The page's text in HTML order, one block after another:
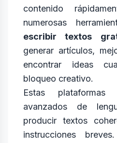
contenido
numerosas
escribir textos
generar artículos,
encontrar ideas
bloqueo creativo.
Estas plataformas
avanzados de
producir textos
instrucciones